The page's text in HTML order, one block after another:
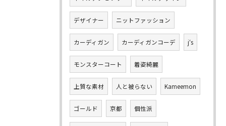
デザイナー ニットファッション
カーディガン カーディガンコーデ j‘s
モンスターコート 着姿綺麗
上質な素材 人と被らない Kameemon
ゴールド 京都 個性派